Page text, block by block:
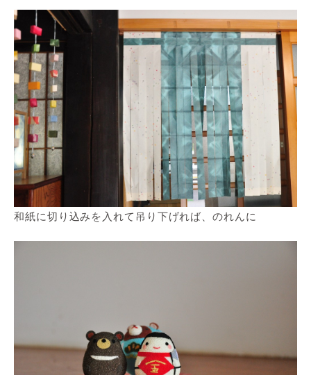
和紙に切り込みを入れて吊り下げれば、のれんに